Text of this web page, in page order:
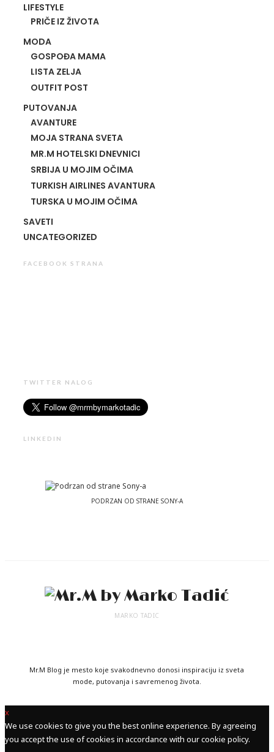
LIFESTYLE
PRIČE IZ ŽIVOTA
MODA
GOSPOĐA MAMA
LISTA ZELJA
OUTFIT POST
PUTOVANJA
AVANTURE
MOJA STRANA SVETA
MR.M HOTELSKI DNEVNICI
SRBIJA U MOJIM OČIMA
TURKISH AIRLINES AVANTURA
TURSKA U MOJIM OČIMA
SAVETI
UNCATEGORIZED
FACEBOOK STRANA
TWITTER NALOG
LINKEDIN
PODRZAN OD STRANE SONY-A
MARKO TADIC
Mr.M Blog je mesto koje svakodnevno donosi inspiraciju iz sveta
mode, putovanja i savremenog života.
x
We use cookies to give you the best online experience. By agreeing
you accept the use of cookies in accordance with our cookie policy.